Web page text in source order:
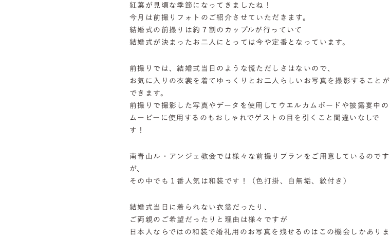
紅葉が見頃な季節になってきましたね！
今月は前撮りフォトのご紹介させていただきます。
結婚式の前撮りは約７割のカップルが行っていて
結婚式が決まったお二人にとっては今や定番となっています。
前撮りでは、結婚式当日のような慌ただしさはないので、
お気に入りの衣裳を着てゆっくりとお二人らしいお写真を撮影することが
できます。
前撮りで撮影した写真やデータを使用してウエルカムボードや披露宴中の
ムービーに使用するのもおしゃれでゲストの目を引くこと間違いなしで
す！
南青山ル・アンジェ教会では様々な前撮りプランをご用意しているのです
が、
その中でも１番人気は和装です！（色打掛、白無垢、紋付き）
結婚式当日に着られない衣裳だったり、
ご両親のご希望だったりと理由は様々ですが
日本人ならではの和装で婚礼用のお写真を残せるのはこの機会しかありま